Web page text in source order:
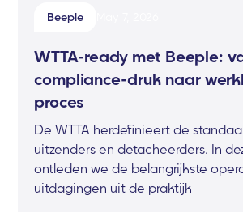
Beeple
WTTA-ready met Beeple:
compliance-druk naar
proces
De WTTA herdefinieert de
uitzenders en detacheerders. In
ontleden we de belangrijkste
uitdagingen uit de praktijk